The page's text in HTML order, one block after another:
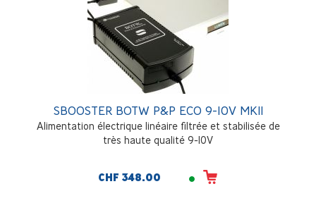
SBOOSTER BOTW P&P ECO 9-10V MKII
Alimentation électrique linéaire filtrée et stabilisée de
très haute qualité 9-10V
CHF 348.00